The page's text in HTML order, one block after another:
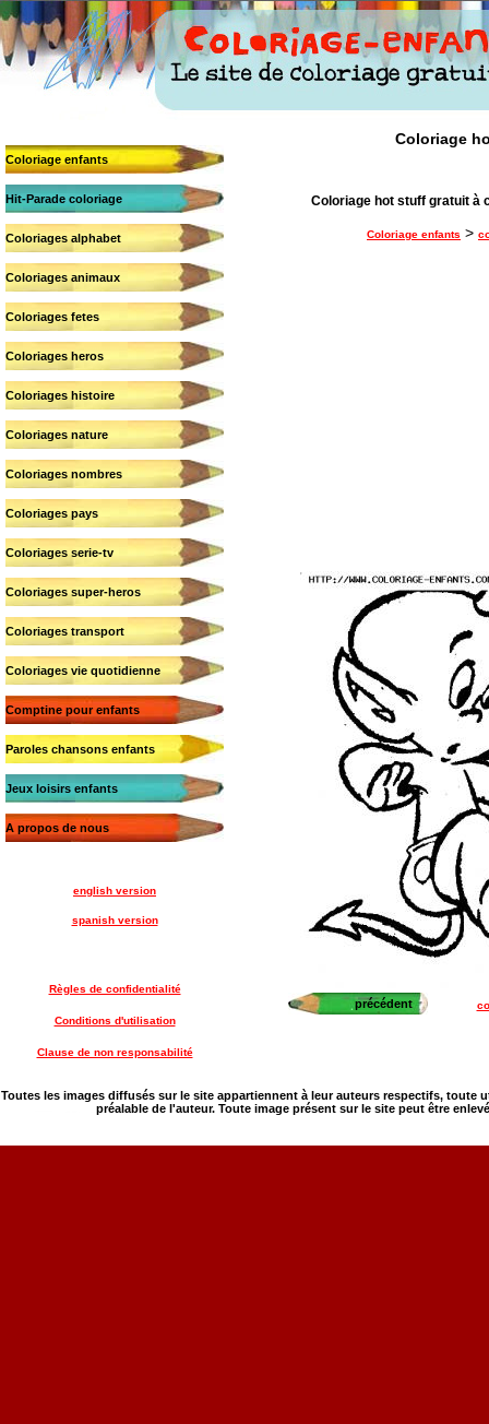
Coloriage enfants
Hit-Parade coloriage
Coloriages alphabet
Coloriages animaux
Coloriages fetes
Coloriages heros
Coloriages histoire
Coloriages nature
Coloriages nombres
Coloriages pays
Coloriages serie-tv
Coloriages super-heros
Coloriages transport
Coloriages vie quotidienne
Comptine pour enfants
Paroles chansons enfants
Jeux loisirs enfants
A propos de nous
english version
spanish version
Règles de confidentialité
Conditions d'utilisation
Clause de non responsabilité
Coloriage
Coloriage hot stuff gratuit à
Coloriage enfants >
précédent
Toutes les images diffusés sur le site appartiennent à leur auteurs respectifs,
préalable de l'auteur. Toute image présent sur le site peut être